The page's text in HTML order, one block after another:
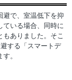
避で、室温低下を抑
ている場合、同時に
ありました。そこ
する「スマートデ
。